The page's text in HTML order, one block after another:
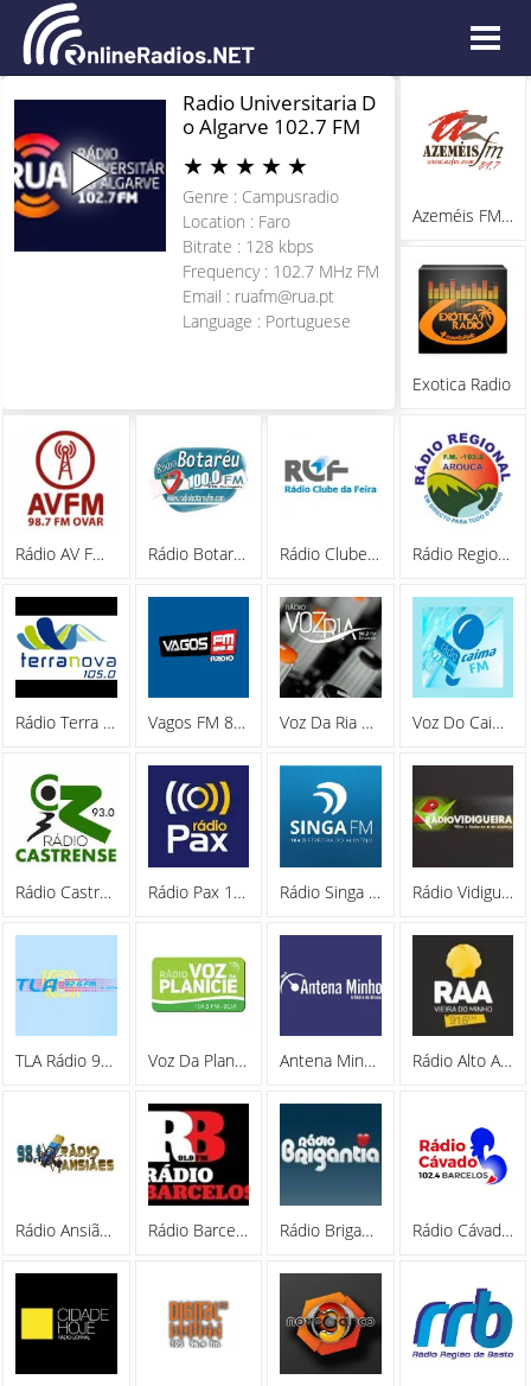
Radio Universitaria D
o Algarve 102.7 FM
★ ★ ★ ★ ★
Genre : Campusradio
Location : Faro
Bitrate : 128 kbps
Frequency : 102.7 MHz FM
Email : ruafm@rua.pt
Language : Portuguese
Azeméis FM 89.7
Exotica Radio
Rádio AV FM 98.7 Rádio Botaréu 100.0 FM Rádio Clube Da Feira Rádio Regional De Arouca 103.2 FM
Rádio Terra Nova 105.0 FM Vagos FM 88.8 Voz Da Ria 90.2 FM Voz Do Caima 97.1 FM
Rádio Castrense Rádio Pax 101.4 FM Rádio Singa 104.0 FM Rádio Vidigueira
TLA Rádio 92.6 FM Voz Da Planície 104.5 FM Antena Minho 106.0 FM Rádio Alto Ave 91.6 FM
Rádio Ansiães 98.1 FM Rádio Barcelos 91.9 FM Rádio Brigantia 97.3 FM Rádio Cávado FM 102.4